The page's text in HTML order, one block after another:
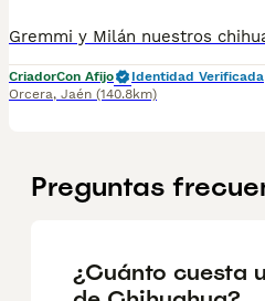
CriadorCon Afijo
Identidad Verificada
Orcera, Jaén (140.8km)
Preguntas
¿Cuánto cuesta